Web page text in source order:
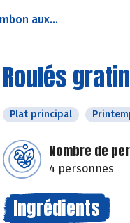
aux...
Roulés
Plat principal
Nombre de
4 personnes
Ingrédients